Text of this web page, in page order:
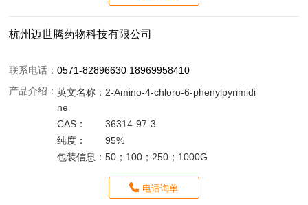
杭州迈世腾药物科技有限公司
联系电话：0571-82896630 18969958410
产品介绍：英文名称： 2-Amino-4-chloro-6-phenylpyrimidi
ne
CAS：
36314-97-3
纯度：
95%
包装信息：50；100；250；1000G
电话询单